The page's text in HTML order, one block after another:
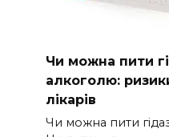
Чи можна пити
алкоголю:
лікарів
Чи можна пити